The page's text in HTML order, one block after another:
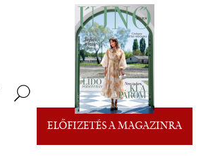
ELŐFIZETÉS A MAGAZINRA